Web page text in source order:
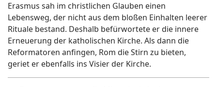
Erasmus sah im christlichen Glauben einen
Lebensweg, der nicht aus dem bloßen Einhalten leerer
Rituale bestand. Deshalb befürwortete er die innere
Erneuerung der katholischen Kirche. Als dann die
Reformatoren anfingen, Rom die Stirn zu bieten,
geriet er ebenfalls ins Visier der Kirche.